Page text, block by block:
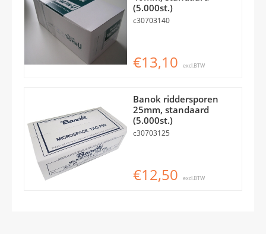
(5.000st.)
c30703140
€13,10 excl.BTW
Banok riddersporen
25mm, standaard
(5.000st.)
c30703125
€12,50 excl.BTW